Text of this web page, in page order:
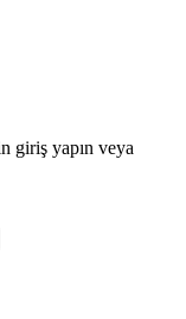
giriş yapın veya